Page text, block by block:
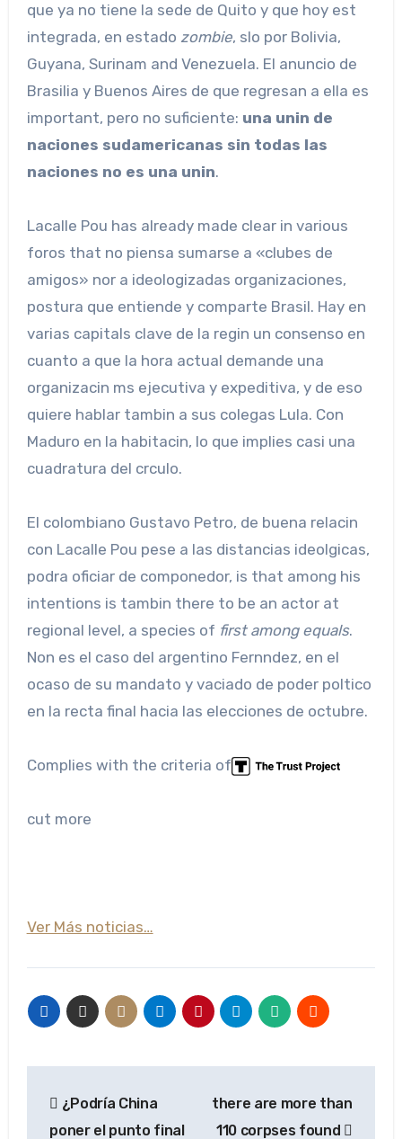
que ya no tiene la sede de Quito y que hoy est
integrada, en estado zombie, slo por Bolivia,
Guyana, Surinam and Venezuela. El anuncio de
Brasilia y Buenos Aires de que regresan a ella es
important, pero no suficiente: una unin de
naciones sudamericanas sin todas las
naciones no es una unin.
Lacalle Pou has already made clear in various
foros that no piensa sumarse a «clubes de
amigos» nor a ideologizadas organizaciones,
postura que entiende y comparte Brasil. Hay en
varias capitals clave de la regin un consenso en
cuanto a que la hora actual demande una
organizacin ms ejecutiva y expeditiva, y de eso
quiere hablar tambin a sus colegas Lula. Con
Maduro en la habitacin, lo que implies casi una
cuadratura del crculo.
El colombiano Gustavo Petro, de buena relacin
con Lacalle Pou pese a las distancias ideolgicas,
podra oficiar de componedor, is that among his
intentions is tambin there to be an actor at
regional level, a species of first among equals.
Non es el caso del argentino Fernndez, en el
ocaso de su mandato y vaciado de poder poltico
en la recta final hacia las elecciones de octubre.
Complies with the criteria of
cut more
Ver Más noticias…
de
¿Podría China
poner el punto final
there are more than
110 corpses found